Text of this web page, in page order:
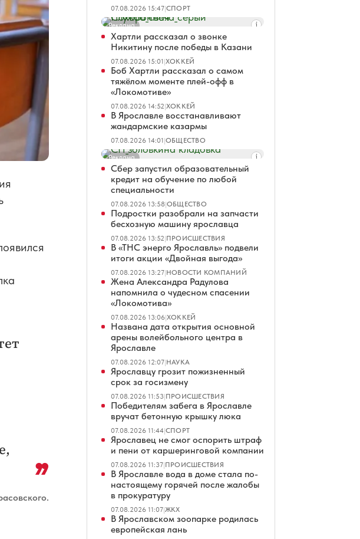
07.08.2026 15:47|СПОРТ
Реклама
Хартли рассказал о звонке
Никитину после победы в Казани
07.08.2026 15:01|ХОККЕЙ
Боб Хартли рассказал о самом
тяжёлом моменте плей-офф в
«Локомотиве»
07.08.2026 14:52|ХОККЕЙ
В Ярославле восстанавливают
жандармские казармы
07.08.2026 14:01|ОБЩЕСТВО
Реклама
Сбер запустил образовательный
кредит на обучение по любой
специальности
07.08.2026 13:58|ОБЩЕСТВО
Подростки разобрали на запчасти
бесхозную машину ярославца
07.08.2026 13:52|ПРОИСШЕСТВИЯ
В «ТНС энерго Ярославль» подвели
итоги акции «Двойная выгода»
07.08.2026 13:27|НОВОСТИ КОМПАНИЙ
Жена Александра Радулова
напомнила о чудесном спасении
«Локомотива»
07.08.2026 13:06|ХОККЕЙ
Названа дата открытия основной
арены волейбольного центра в
Ярославле
07.08.2026 12:07|НАУКА
Ярославцу грозит пожизненный
срок за госизмену
07.08.2026 11:53|ПРОИСШЕСТВИЯ
Победителям забега в Ярославле
вручат бетонную крышку люка
07.08.2026 11:44|СПОРТ
Ярославец не смог оспорить штраф
и пени от каршеринговой компании
07.08.2026 11:37|ПРОИСШЕСТВИЯ
В Ярославле вода в доме стала по-
настоящему горячей после жалобы
в прокуратуру
07.08.2026 11:07|ЖКХ
В Ярославском зоопарке родилась
европейская лань